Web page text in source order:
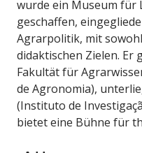
wurde ein Museum für
geschaffen,
Agrarpolitik, mit
didaktischen Zielen. Er
Fakultät für
de Agronomia),
(Instituto de
bietet eine Bühne für